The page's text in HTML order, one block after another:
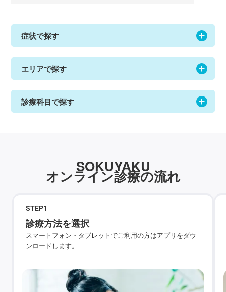
症状で探す
エリアで探す
診療科目で探す
SOKUYAKU
オンライン診療の流れ
STEP1
診療方法を選択
スマートフォン・タブレットでご利用の方はアプリをダウ
ンロードします。